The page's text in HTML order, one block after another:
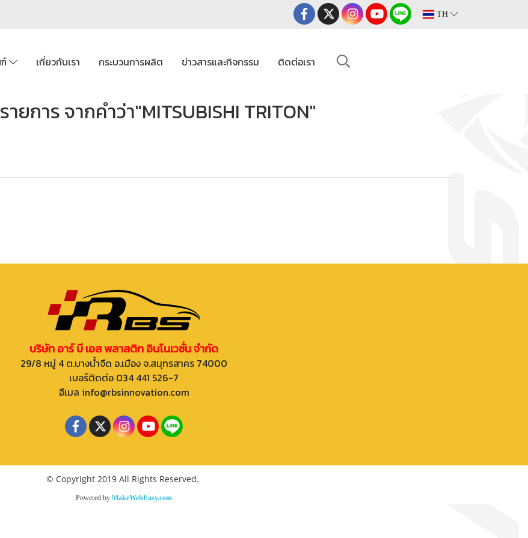
TH
เกี่ยวกับเรา กระบวนการผลิต ข่าวสารและกิจกรรม ติดต่อเรา
ยการ จากคำว่า"MITSUBISHI TRITON"
บริษัท อาร์ บี เอส พลาสติก อินโนเวชั่น จำกัด
29/8 หมู่ 4 ต.บางน้ำจืด อ.เมือง จ.สมุทรสาคร 74000
เบอร์ติดต่อ 034 441 526-7
อีเมล info@rbsinnovation.com
© Copyright 2019 All Rights Reserved.
Powered by MakeWebEasy.com